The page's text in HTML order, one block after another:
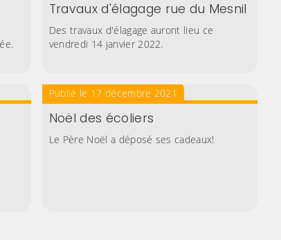
Travaux d'élagage rue du Mesnil
Des travaux d'élagage auront lieu ce
vendredi 14 janvier 2022.
Publié le 17 décembre 2021
Noël des écoliers
Le Père Noël a déposé ses cadeaux!